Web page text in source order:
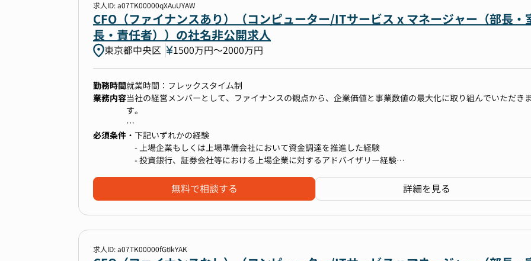
求人ID: a07TK00000qXAuUYAW
CFO（ファイナンスあり）（コンピューター/ITサービス x マネージャー（部長・
長・責任者））の社名非公開求人
東京都中央区 1500万円〜2000万円
勤務時間就業時間：フレックスタイム制
業務内容当社の経営メンバーとして、ファイナンスの観点から、企業価値と事業数値の最大化に取り組んでいただき
す。
（具体的な業務内容）
・資本政策、エクイティストーリーのアップデート
・株主、金融機関、監査法人、証券会社などとのステークホルダーマネジメント
・事業計画に対する予算管理、予実分析を通じた経営管理
必須条件 ・下記いずれかの経験
- 上場企業もしくは上場準備会社において資金調達を推進した経験
- 投資銀行、証券会社等における上場企業に対するアドバイザリー経験
無料で相談する 詳細を見る
求人ID: a07TK00000fGtIkYAK